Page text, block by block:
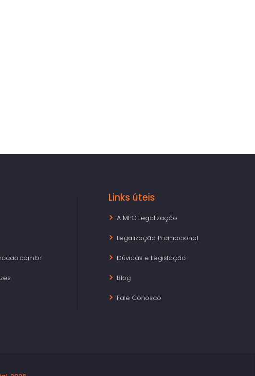
Links úteis
A MPC Legalização
Legalização Promocional
Dúvidas e Legislação
Blog
Fale Conosco